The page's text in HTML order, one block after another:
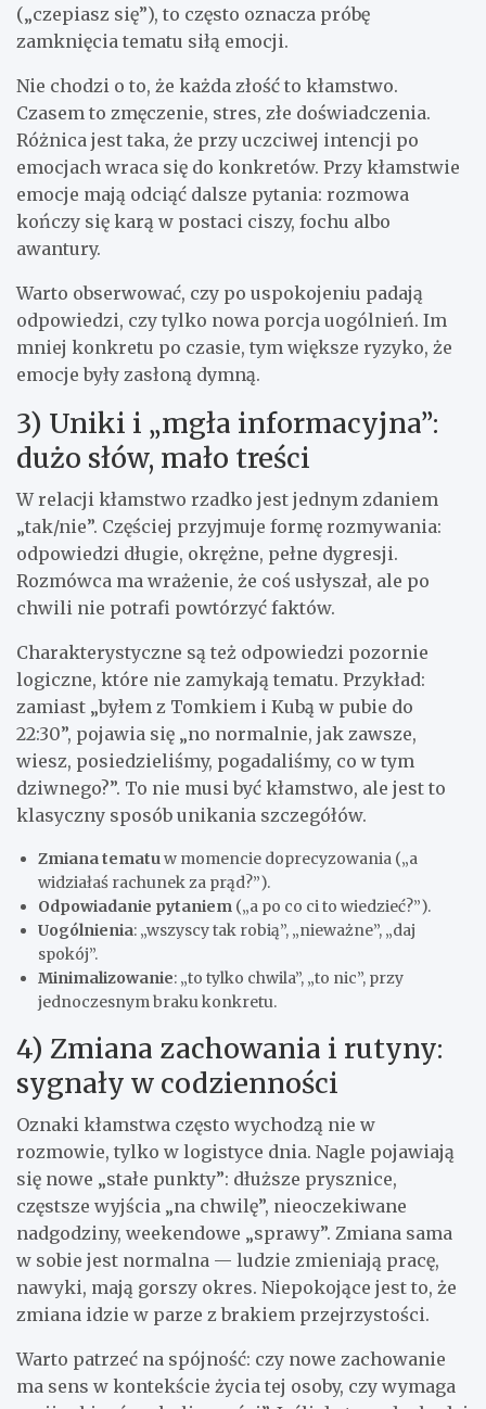
(„czepiasz się”), to często oznacza próbę
zamknięcia tematu siłą emocji.
Nie chodzi o to, że każda złość to kłamstwo.
Czasem to zmęczenie, stres, złe doświadczenia.
Różnica jest taka, że przy uczciwej intencji po
emocjach wraca się do konkretów. Przy kłamstwie
emocje mają odciąć dalsze pytania: rozmowa
kończy się karą w postaci ciszy, fochu albo
awantury.
Warto obserwować, czy po uspokojeniu padają
odpowiedzi, czy tylko nowa porcja uogólnień. Im
mniej konkretu po czasie, tym większe ryzyko, że
emocje były zasłoną dymną.
3) Uniki i „mgła informacyjna”:
dużo słów, mało treści
W relacji kłamstwo rzadko jest jednym zdaniem
„tak/nie”. Częściej przyjmuje formę rozmywania:
odpowiedzi długie, okrężne, pełne dygresji.
Rozmówca ma wrażenie, że coś usłyszał, ale po
chwili nie potrafi powtórzyć faktów.
Charakterystyczne są też odpowiedzi pozornie
logiczne, które nie zamykają tematu. Przykład:
zamiast „byłem z Tomkiem i Kubą w pubie do
22:30”, pojawia się „no normalnie, jak zawsze,
wiesz, posiedzieliśmy, pogadaliśmy, co w tym
dziwnego?”. To nie musi być kłamstwo, ale jest to
klasyczny sposób unikania szczegółów.
Zmiana tematuw momencie doprecyzowania („a
widziałaś rachunek za prąd?”).
Odpowiadanie pytaniem („a po co ci to wiedzieć?”).
Uogólnienia: „wszyscy tak robią”, „nieważne”, „daj
spokój”.
Minimalizowanie: „to tylko chwila”, „to nic”, przy
jednoczesnym braku konkretu.
4) Zmiana zachowania i rutyny:
sygnały w codzienności
Oznaki kłamstwa często wychodzą nie w
rozmowie, tylko w logistyce dnia. Nagle pojawiają
się nowe „stałe punkty”: dłuższe prysznice,
częstsze wyjścia „na chwilę”, nieoczekiwane
nadgodziny, weekendowe „sprawy”. Zmiana sama
w sobie jest normalna — ludzie zmieniają pracę,
nawyki, mają gorszy okres. Niepokojące jest to, że
zmiana idzie w parze z brakiem przejrzystości.
Warto patrzeć na spójność: czy nowe zachowanie
ma sens w kontekście życia tej osoby, czy wymaga